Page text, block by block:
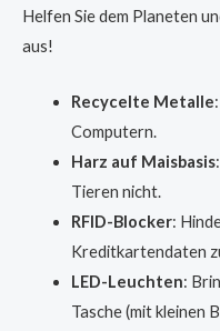
Helfen Sie dem Planeten
aus!
Recycelte Metalle
Computern.
Harz auf Maisbasis
Tieren nicht.
RFID-Blocker:
Kreditkartendaten
LED-Leuchten:
Tasche (mit kleinen